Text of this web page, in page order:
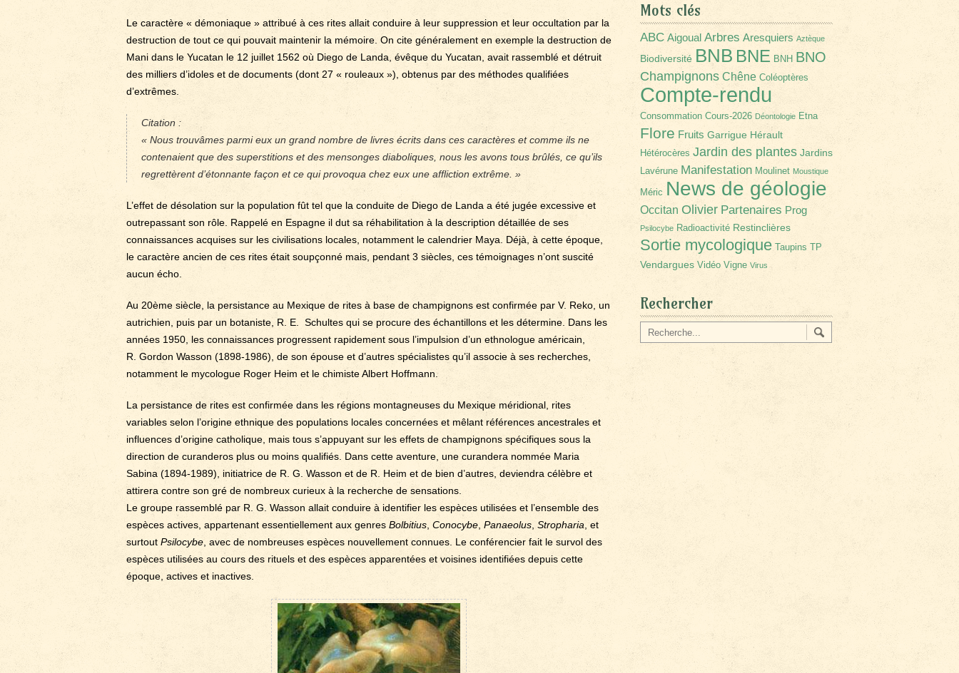
Le caractère « démoniaque » attribué à ces rites allait conduire à leur suppression et leur occultation par la
destruction de tout ce qui pouvait maintenir la mémoire. On cite généralement en exemple la destruction de
Mani dans le Yucatan le 12 juillet 1562 où Diego de Landa, évêque du Yucatan, avait rassemblé et détruit
des milliers d’idoles et de documents (dont 27 « rouleaux »), obtenus par des méthodes qualifiées
d’extrêmes.
Citation :
« Nous trouvâmes parmi eux un grand nombre de livres écrits dans ces caractères et comme ils ne
contenaient que des superstitions et des mensonges diaboliques, nous les avons tous brûlés, ce qu’ils
regrettèrent d’étonnante façon et ce qui provoqua chez eux une affliction extrême. »
L’effet de désolation sur la population fût tel que la conduite de Diego de Landa a été jugée excessive et
outrepassant son rôle. Rappelé en Espagne il dut sa réhabilitation à la description détaillée de ses
connaissances acquises sur les civilisations locales, notamment le calendrier Maya. Déjà, à cette époque,
le caractère ancien de ces rites était soupçonné mais, pendant 3 siècles, ces témoignages n’ont suscité
aucun écho.
Au 20ème siècle, la persistance au Mexique de rites à base de champignons est confirmée par V. Reko, un
autrichien, puis par un botaniste, R. E. Schultes qui se procure des échantillons et les détermine. Dans les
années 1950, les connaissances progressent rapidement sous l’impulsion d’un ethnologue américain,
R. Gordon Wasson (1898-1986), de son épouse et d’autres spécialistes qu’il associe à ses recherches,
notamment le mycologue Roger Heim et le chimiste Albert Hoffmann.
La persistance de rites est confirmée dans les régions montagneuses du Mexique méridional, rites
variables selon l’origine ethnique des populations locales concernées et mêlant références ancestrales et
influences d’origine catholique, mais tous s’appuyant sur les effets de champignons spécifiques sous la
direction de curanderos plus ou moins qualifiés. Dans cette aventure, une curandera nommée Maria
Sabina (1894-1989), initiatrice de R. G. Wasson et de R. Heim et de bien d’autres, deviendra célèbre et
attirera contre son gré de nombreux curieux à la recherche de sensations.
Le groupe rassemblé par R. G. Wasson allait conduire à identifier les espèces utilisées et l’ensemble des
espèces actives, appartenant essentiellement aux genres Bolbitius Conocybe Panaeolus Stropharia , et
surtout Psilocybe , avec de nombreuses espèces nouvellement connues. Le conférencier fait le survol des
espèces utilisées au cours des rituels et des espèces apparentées et voisines identifiées depuis cette
époque, actives et inactives.
Mots clés
ABC Aigoual Arbres Aresquiers Aztèque
Biodiversité BNB BNE BNH BNO
Champignons Chêne Coléoptères
Compte-rendu
Consommation Cours-2026 Déontologie Etna
Flore Fruits Garrigue Hérault
Hétérocères Jardin des plantes Jardins
Lavérune Manifestation Moulinet Moustique
Méric News de géologie
Occitan Olivier Partenaires Prog
Psilocybe Radioactivité Restinclières
Sortie mycologique Taupins TP
Vendargues Vidéo Vigne Virus
Rechercher